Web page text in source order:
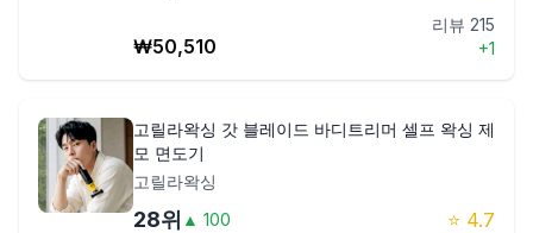
₩50,510
리뷰 215
+1
고릴라왁싱 갓 블레이드 바디트리머 셀프 왁싱 제
모 면도기
고릴라왁싱
28위 ▲ 100 ⭐ 4.7